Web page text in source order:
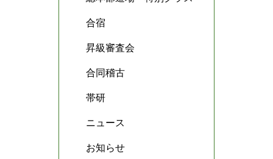
合宿
昇級審査会
合同稽古
帯研
ニュース
お知らせ